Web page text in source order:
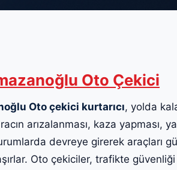
Oto Çekici
Oto çekici kurtarıcı, yolda
arızalanması, kaza yapması,
devreye girerek araçları
Oto çekiciler, trafikte